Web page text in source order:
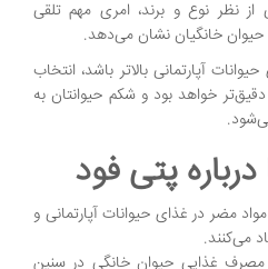
از نظر نوع و برند، امری مهم تلقی
خانگیان نشان می‌دهد.
آپارتمانی بالاتر باشد، انتخاب
خواهد بود و شکم حیوانتان به
درباره پتی فود
مضر در غذای حیوانات آپارتمانی و
می‌کنند.
مصرف غذایی حیوان خانگی در سنین